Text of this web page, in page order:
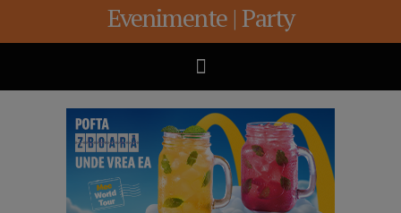
Evenimente | Party